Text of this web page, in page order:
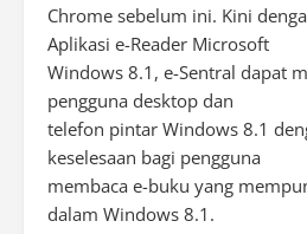
Chrome sebelum ini. Kini
Aplikasi e-Reader Microsoft
Windows 8.1, e-Sentral dapat
pengguna desktop dan
telefon pintar Windows 8.1
keselesaan bagi pengguna
membaca e-buku yang
dalam Windows 8.1.